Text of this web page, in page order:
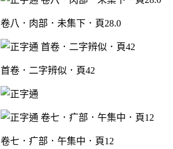
卷八．肉部．未集下．頁28.0
首卷．二字辨似．頁42
卷七．疒部．午集中．頁12